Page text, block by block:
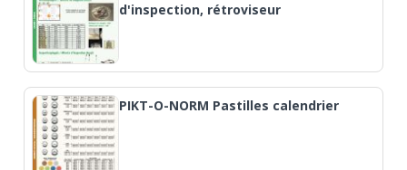
d'inspection, rétroviseur
PIKT-O-NORM Pastilles calendrier